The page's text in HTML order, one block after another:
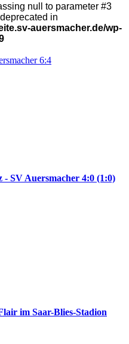
null to parameter #3
in
auersmacher.de/wp-
6:4
- SV Auersmacher 4:0 (1:0)
im Saar-Blies-Stadion